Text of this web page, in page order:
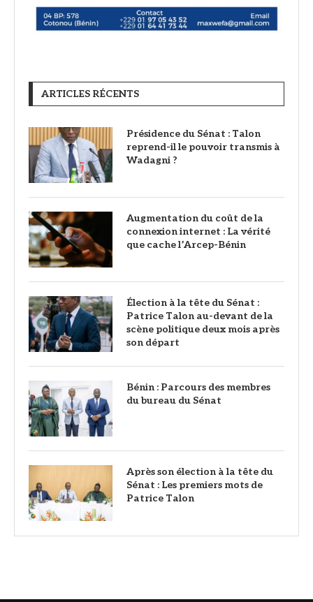
ARTICLES RÉCENTS
Présidence du Sénat : Talon
reprend-il le pouvoir transmis à
Wadagni ?
Augmentation du coût de la
connexion internet : La vérité
que cache l’Arcep-Bénin
Élection à la tête du Sénat :
Patrice Talon au-devant de la
scène politique deux mois après
son départ
Bénin : Parcours des membres
du bureau du Sénat
Après son élection à la tête du
Sénat : Les premiers mots de
Patrice Talon